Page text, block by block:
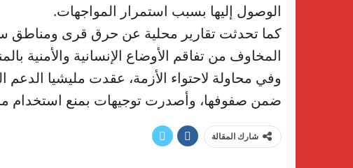
الوصول إليها بسبب استمرار المواجهات.
كما تحدثت تقارير محلية عن حرق قرى ومناطق
المخاوف من تفاقم الأوضاع الإنسانية والأمنية
وفي محاولة لاحتواء الأزمة، عقدت مليشيا الدعم
ضمن صفوفها، وأصدرت توجيهات بمنع استخدام
شارك المقالة